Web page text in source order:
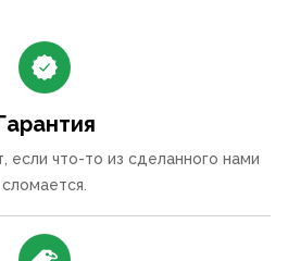
если что-то из сделанного нами
сломается.